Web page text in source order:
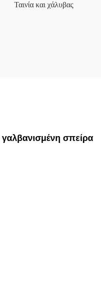
Ταινία και χάλυβας
σπείρα